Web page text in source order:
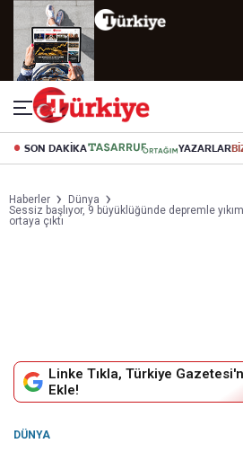
SON DAKİKA YAZARLAR
Haberler
Dünya
Sessiz başlıyor, 9 büyüklüğünde depremle
ortaya çıktı
Linke Tıkla, Türkiye
Ekle!
DÜNYA